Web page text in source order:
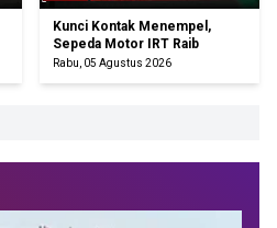
Kunci Kontak Menempel,
Sepeda Motor IRT Raib
Rabu, 05 Agustus 2026